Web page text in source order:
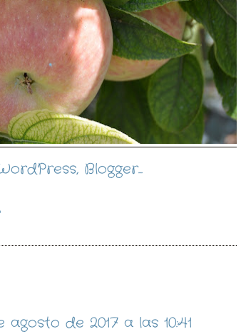
agosto de 2017 a las 10:41